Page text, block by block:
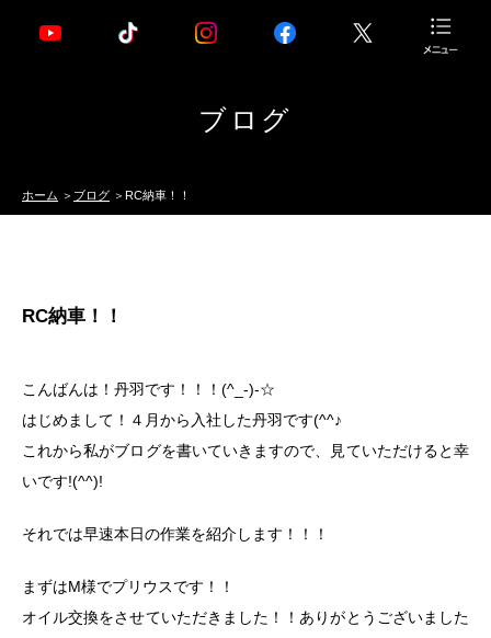
ブログ
ホーム ブログ RC納車！！
RC納車！！
こんばんは！丹羽です！！！(^_-)-☆
はじめまして！４月から入社した丹羽です(^^♪
これから私がブログを書いていきますので、見ていただけると幸
いです!(^^)!
それでは早速本日の作業を紹介します！！！
まずはM様でプリウスです！！
オイル交換をさせていただきました！！ありがとうございました